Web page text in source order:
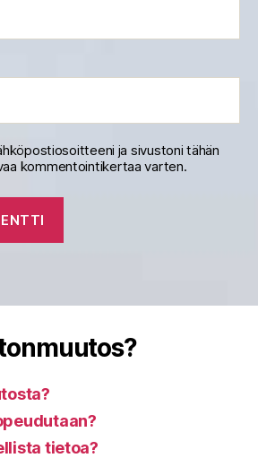
ja sivustoni tähän
kommentointikertaa varten.
tietoa?